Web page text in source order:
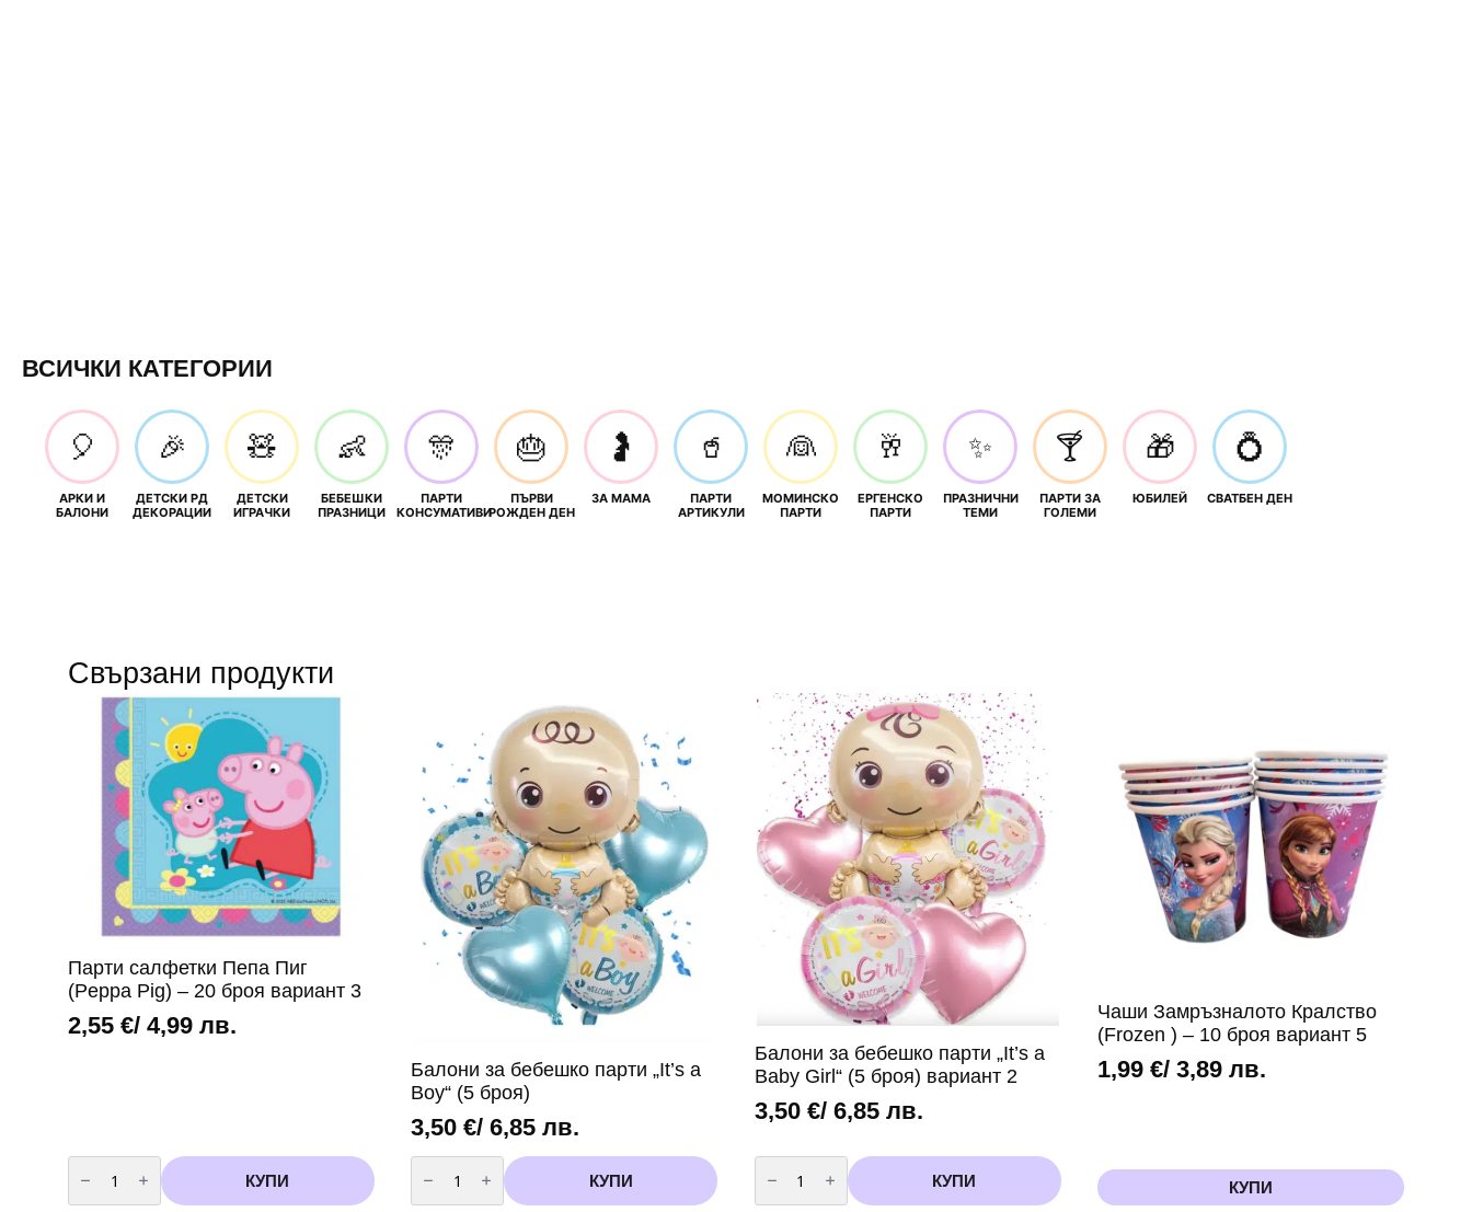
ВСИЧКИ КАТЕГОРИИ
🎈
АРКИ И
БАЛОНИ
🎉
ДЕТСКИ РД
ДЕКОРАЦИИ
🧸
ДЕТСКИ
ИГРАЧКИ
👶
БЕБЕШКИ
ПРАЗНИЦИ
🎊
ПАРТИ
КОНСУМАТИВИ
🎂
ПЪРВИ
РОЖДЕН ДЕН
🤰
ЗА МАМА
🥤
ПАРТИ
АРТИКУЛИ
👰
МОМИНСКО
ПАРТИ
🥂
ЕРГЕНСКО
ПАРТИ
✨
ПРАЗНИЧНИ
ТЕМИ
🍸
ПАРТИ ЗА
ГОЛЕМИ
🎁
ЮБИЛЕЙ
💍
СВАТБЕН ДЕН
Свързани продукти
Парти салфетки Пепа Пиг
(Peppa Pig) – 20 броя вариант 3
2,55 €/ 4,99 лв.
количество
за
Парти
салфетки
КУПИ
Балони за бебешко парти „It’s a
Boy“ (5 броя)
3,50€/ 6,85 лв.
количество
за
Балони
за
КУПИ
Балони за бебешко парти „It’s a
Baby Girl“ (5 броя) вариант 2
3,50 €/ 6,85 лв.
количество
за
Балони
за
КУПИ
Чаши Замръзналото Кралство
(Frozen ) – 10 броя вариант 5
1,99€/ 3,89 лв.
КУПИ